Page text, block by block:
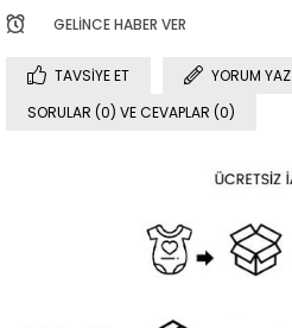
GELINCE HABER VER
TAVSIYE ET
YORUM YAZ
SORULAR (0) VE CEVAPLAR (0)